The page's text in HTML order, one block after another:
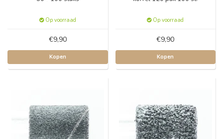
Op voorraad
€9,90
Kopen
Op voorraad
€9,90
Kopen